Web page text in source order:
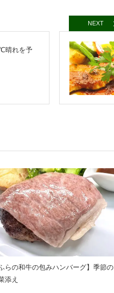
晴れを予
NEXT
ふらの和牛の包みハンバーグ】季節の
添え